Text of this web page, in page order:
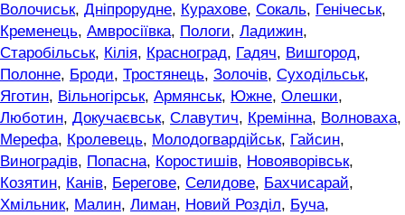
Волочиськ, Дніпрорудне, Курахове, Сокаль, Генічеськ,
Кременець, Амвросіївка, Пологи, Ладижин,
Старобільськ, Кілія, Красноград, Гадяч, Вишгород,
Полонне, Броди, Тростянець, Золочів, Суходільськ,
Яготин, Вільногірськ, Армянськ, Южне, Олешки,
Люботин, Докучаєвськ, Славутич, Кремінна, Волноваха,
Мерефа, Кролевець, Молодогвардійськ, Гайсин,
Виноградів, Попасна, Коростишів, Новояворівськ,
Козятин, Канів, Берегове, Селидове, Бахчисарай,
Хмільник, Малин, Лиман, Новий Розділ, Буча,